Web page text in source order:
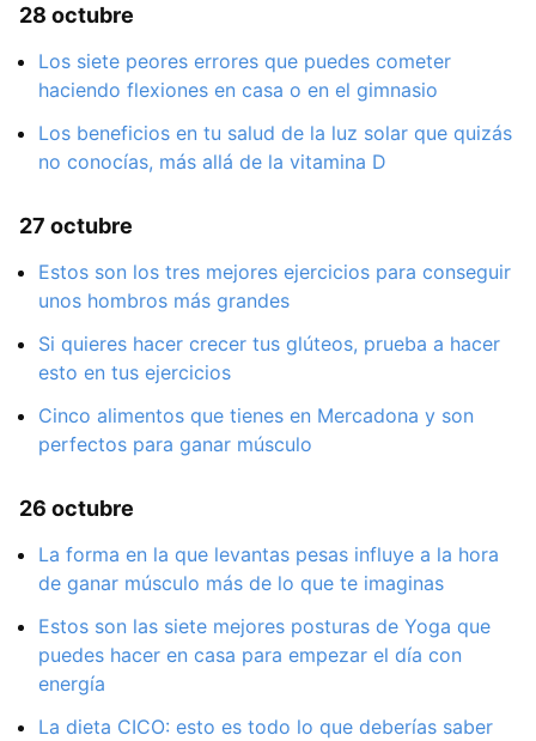
28 octubre
Los siete peores errores que puedes cometer
haciendo flexiones en casa o en el gimnasio
Los beneficios en tu salud de la luz solar que quizás
no conocías, más allá de la vitamina D
27 octubre
Estos son los tres mejores ejercicios para conseguir
unos hombros más grandes
Si quieres hacer crecer tus glúteos, prueba a hacer
esto en tus ejercicios
Cinco alimentos que tienes en Mercadona y son
perfectos para ganar músculo
26 octubre
La forma en la que levantas pesas influye a la hora
de ganar músculo más de lo que te imaginas
Estos son las siete mejores posturas de Yoga que
puedes hacer en casa para empezar el día con
energía
La dieta CICO: esto es todo lo que deberías saber